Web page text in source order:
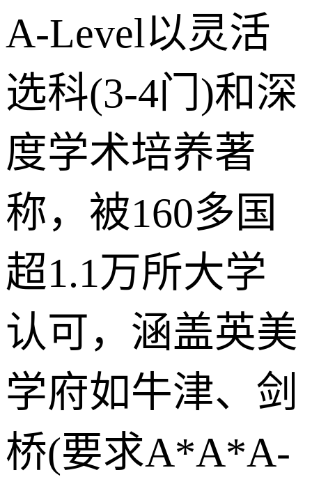
A-Level以灵活
选科(3-4门)和深
度学术培养著
称，被160多国
超1.1万所大学
认可，涵盖英美
学府如牛津、剑
桥(要求A*A*A-